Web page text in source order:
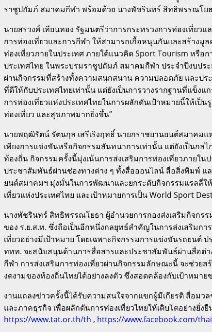
ราชูปถัมภ์ สมาคมกีฬา พร้อมด้วย นางพัชรินทร์ สิทธิพรรณโยธ
นายสรวงศ์ เทียนทอง รัฐมนตรีว่าการกระทรวงการท่องเที่ย
การท่องเที่ยวและการกีฬา ให้สามารถเกื้อหนุนกันและสร้างมู
ท่องเที่ยวภายในประเทศ ภายใต้แนวคิด Sport Tourism หรื
ประเทศไทย ในพระบรมราชูปถัมภ์ สมาคมกีฬา ประจำปีงบป
ผ่านกิจกรรมที่สร้างทั้งความสนุกสนาน ความปลอดภัย และปร
ที่ดีให้กับประเทศไทยเท่านั้น แต่ยังเป็นการวางรากฐานที่แข็ง
การท่องเที่ยวแห่งประเทศไทยในการผลักดันเป้าหมายนี้ให้เ
ท่องเที่ยว และสุขภาพมากยิ่งขึ้น”
นายพฤฒิรัตน์ รัตนกุล เสรีเริงฤทธิ์ นายกราชยานยนต์สมาคม
เพียงการแข่งขันหรือกิจกรรมสันทนาการเท่านั้น แต่ยังเป็นกล
ท้องถิ่น กิจกรรมครั้งนี้มุ่งเน้นการส่งเสริมการท่องเที่ยวภายใ
ประชาสัมพันธ์ผ่านช่องทางต่าง ๆ ทั้งสื่อออนไลน์ สื่อสิ่งพิมพ์ แ
ยนต์สมาคมฯ มุ่งมั่นในการพัฒนาและยกระดับกิจกรรมแรลลี่ใ
เที่ยวแห่งประเทศไทย และเป้าหมายการเป็น World Sport
นางพัชรินทร์ สิทธิพรรณโยธา ผู้อำนวยการกองส่งเสริมกิจกรร
ของ ร.ย.ส.ท. ซึ่งถือเป็นอีกหนึ่งกลยุทธ์สำคัญในการส่งเสริมกา
เที่ยวอย่างมีเป้าหมาย โดยเฉพาะกิจกรรมการแข่งขันรถยนต์
ททท. จะสนับสนุนด้านการสื่อสารและประชาสัมพันธ์ผ่านสื่อต่า
กีฬา การส่งเสริมการท่องเที่ยวผ่านกิจกรรมลักษณะนี้ จะช่วย
งดงามของท้องถิ่นไทยได้อย่างลงตัว ซึ่งสอดคล้องกับเป้าหมา
งานแถลงข่าวครั้งนี้ได้รับความสนใจจากแขกผู้มีเกียรติ สื่อมว
และภาคธุรกิจ เพื่อผลักดันการท่องเที่ยวไทยให้เติบโตอย่างยั่
https://www.tat.or.th/th , https://www.facebook.com/